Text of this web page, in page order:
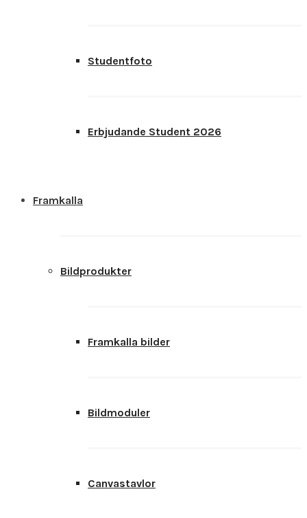
Studentfoto
Erbjudande Student 2026
Framkalla
Bildprodukter
Framkalla bilder
Bildmoduler
Canvastavlor